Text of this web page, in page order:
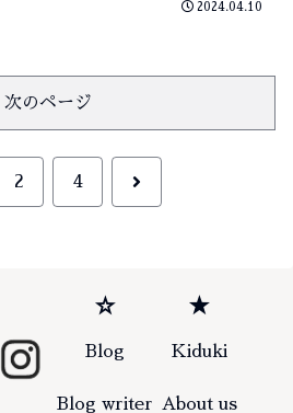
2024.04.10
次のページ
2 4 次
☆
Blog
Blog writer
★
Kiduki
About us